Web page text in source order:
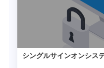
シングルサインオンシス